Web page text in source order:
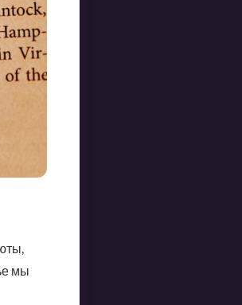
мы